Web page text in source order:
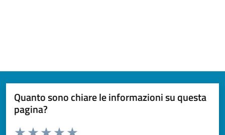
Quanto sono chiare le informazioni su questa
pagina?
Valuta da 1 a 5 stelle la pagina